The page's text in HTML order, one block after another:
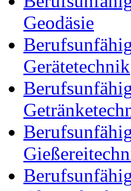
Geodäsie
Gerätetechnik